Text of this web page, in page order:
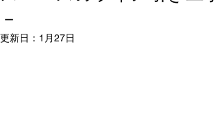
－
更新日： 1月27日